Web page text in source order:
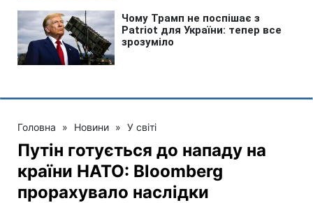
Головна » Новини » У світі
Путін готується до нападу на
країни НАТО: Bloomberg
прорахувало наслідки